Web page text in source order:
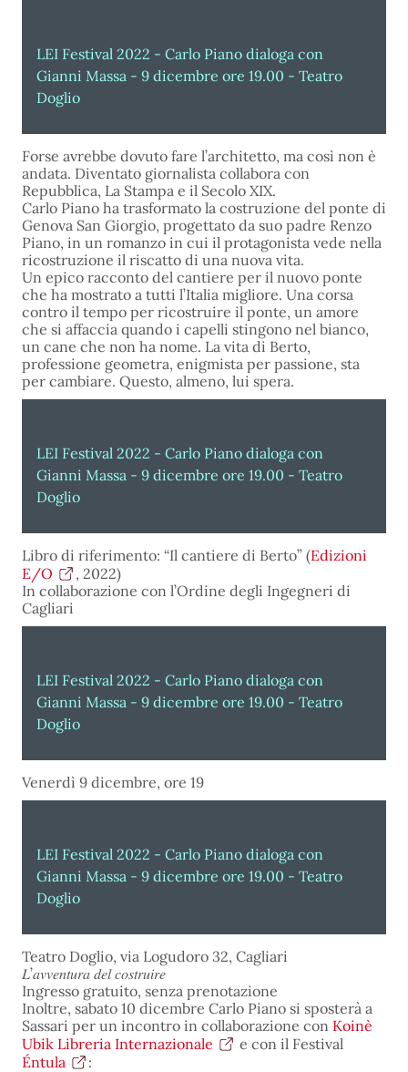
LEI Festival 2022 - Carlo Piano dialoga con
Gianni Massa - 9 dicembre ore 19.00 - Teatro
Doglio
Forse avrebbe dovuto fare l’architetto, ma così non è
andata. Diventato giornalista collabora con
Repubblica, La Stampa e il Secolo XIX.
Carlo Piano ha trasformato la costruzione del ponte di
Genova San Giorgio, progettato da suo padre Renzo
Piano, in un romanzo in cui il protagonista vede nella
ricostruzione il riscatto di una nuova vita.
Un epico racconto del cantiere per il nuovo ponte
che ha mostrato a tutti l’Italia migliore. Una corsa
contro il tempo per ricostruire il ponte, un amore
che si affaccia quando i capelli stingono nel bianco,
un cane che non ha nome. La vita di Berto,
professione geometra, enigmista per passione, sta
per cambiare. Questo, almeno, lui spera.
LEI Festival 2022 - Carlo Piano dialoga con
Gianni Massa - 9 dicembre ore 19.00 - Teatro
Doglio
Libro di riferimento: “Il cantiere di Berto” (Edizioni
E/O
, 2022)
In collaborazione con l’Ordine degli Ingegneri di
Cagliari
LEI Festival 2022 - Carlo Piano dialoga con
Gianni Massa - 9 dicembre ore 19.00 - Teatro
Doglio
Venerdì 9 dicembre, ore 19
LEI Festival 2022 - Carlo Piano dialoga con
Gianni Massa - 9 dicembre ore 19.00 - Teatro
Doglio
Teatro Doglio, via Logudoro 32, Cagliari
𝐿’𝑎𝑣𝑣𝑒𝑛𝑡𝑢𝑟𝑎 𝑑𝑒𝑙 𝑐𝑜𝑠𝑡𝑟𝑢𝑖𝑟𝑒
Ingresso gratuito, senza prenotazione
Inoltre, sabato 10 dicembre Carlo Piano si sposterà a
Sassari per un incontro in collaborazione con Koinè
Ubik Libreria Internazionale
e con il Festival
Éntula
: